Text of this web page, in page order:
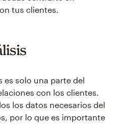
tus clientes.
es solo una parte del
con los clientes.
los datos necesarios del
por lo que es importante